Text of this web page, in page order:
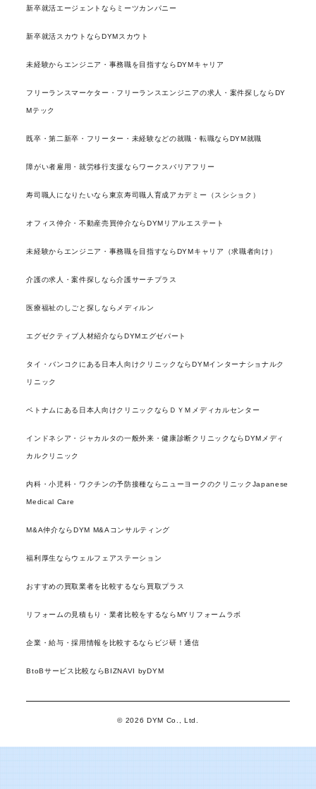
新卒就活エージェントならミーツカンパニー
新卒就活スカウトならDYMスカウト
未経験からエンジニア・事務職を目指すならDYMキャリア
フリーランスマーケター・フリーランスエンジニアの求人・案件探しならDY
Mテック
既卒・第二新卒・フリーター・未経験などの就職・転職ならDYM就職
障がい者雇用・就労移行支援ならワークスバリアフリー
寿司職人になりたいなら東京寿司職人育成アカデミー（スシショク）
オフィス仲介・不動産売買仲介ならDYMリアルエステート
未経験からエンジニア・事務職を目指すならDYMキャリア（求職者向け）
介護の求人・案件探しなら介護サーチプラス
医療福祉のしごと探しならメディルン
エグゼクティブ人材紹介ならDYMエグゼパート
タイ・バンコクにある日本人向けクリニックならDYMインターナショナルク
リニック
ベトナムにある日本人向けクリニックならＤＹＭメディカルセンター
インドネシア・ジャカルタの一般外来・健康診断クリニックならDYMメディ
カルクリニック
内科・小児科・ワクチンの予防接種ならニューヨークのクリニックJapanese
Medical Care
M&A仲介ならDYM M&Aコンサルティング
福利厚生ならウェルフェアステーション
おすすめの買取業者を比較するなら買取プラス
リフォームの見積もり・業者比較をするならMYリフォームラボ
企業・給与・採用情報を比較するならビジ研！通信
BtoBサービス比較ならBIZNAVI byDYM
© 2026 DYM Co., Ltd.